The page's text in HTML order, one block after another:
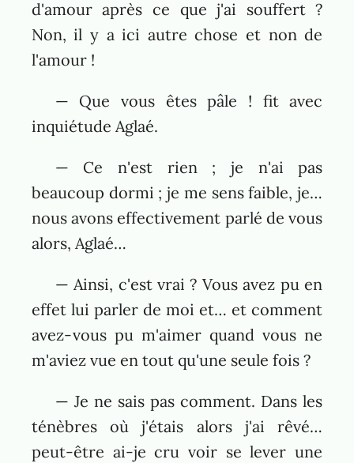
d'amour après ce que j'ai souffert ?
Non, il y a ici autre chose et non de
l'amour !
— Que vous êtes pâle ! fit avec
inquiétude Aglaé.
— Ce n'est rien ; je n'ai pas
beaucoup dormi ; je me sens faible, je…
nous avons effectivement parlé de vous
alors, Aglaé…
— Ainsi, c'est vrai ? Vous avez pu en
effet lui parler de moi et… et comment
avez-vous pu m'aimer quand vous ne
m'aviez vue en tout qu'une seule fois ?
— Je ne sais pas comment. Dans les
ténèbres où j'étais alors j'ai rêvé…
peut-être ai-je cru voir se lever une